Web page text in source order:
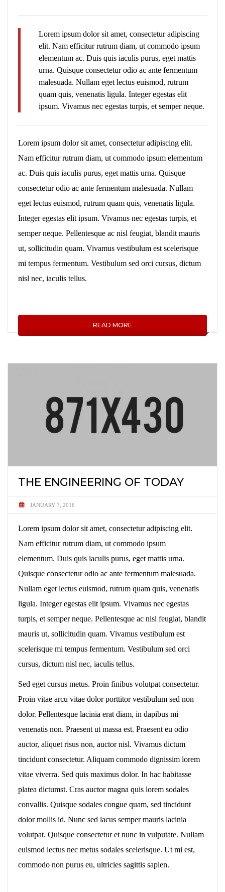
Lorem ipsum dolor sit amet, consectetur adipiscing
elit. Nam efficitur rutrum diam, ut commodo ipsum
elementum ac. Duis quis iaculis purus, eget mattis
urna. Quisque consectetur odio ac ante fermentum
malesuada. Nullam eget lectus euismod, rutrum
quam quis, venenatis ligula. Integer egestas elit
ipsum. Vivamus nec egestas turpis, et semper neque.
Lorem ipsum dolor sit amet, consectetur adipiscing elit.
Nam efficitur rutrum diam, ut commodo ipsum elementum
ac. Duis quis iaculis purus, eget mattis urna. Quisque
consectetur odio ac ante fermentum malesuada. Nullam
eget lectus euismod, rutrum quam quis, venenatis ligula.
Integer egestas elit ipsum. Vivamus nec egestas turpis, et
semper neque. Pellentesque ac nisl feugiat, blandit mauris
ut, sollicitudin quam. Vivamus vestibulum est scelerisque
mi tempus fermentum. Vestibulum sed orci cursus, dictum
nisl nec, iaculis tellus.
READ MORE
THE ENGINEERING OF TODAY
JANUARY 7, 2016
Lorem ipsum dolor sit amet, consectetur adipiscing elit.
Nam efficitur rutrum diam, ut commodo ipsum
elementum. Duis quis iaculis purus, eget mattis urna.
Quisque consectetur odio ac ante fermentum malesuada.
Nullam eget lectus euismod, rutrum quam quis, venenatis
ligula. Integer egestas elit ipsum. Vivamus nec egestas
turpis, et semper neque. Pellentesque ac nisl feugiat, blandit
mauris ut, sollicitudin quam. Vivamus vestibulum est
scelerisque mi tempus fermentum. Vestibulum sed orci
cursus, dictum nisl nec, iaculis tellus.
Sed eget cursus metus. Proin finibus volutpat consectetur.
Proin vitae arcu vitae dolor porttitor vestibulum sed non
dolor. Pellentesque lacinia erat diam, in dapibus mi
venenatis non. Praesent ut massa est. Praesent eu odio
auctor, aliquet risus non, auctor nisl. Vivamus dictum
tincidunt consectetur. Aliquam commodo dignissim lorem
vitae viverra. Sed quis maximus dolor. In hac habitasse
platea dictumst. Cras auctor magna quis lorem sodales
convallis. Quisque sodales congue quam, sed tincidunt
dolor mollis id. Nunc sed lacus semper mauris lacinia
volutpat. Quisque consectetur et nunc in vulputate. Nullam
euismod lectus nec metus sodales scelerisque. Ut mi est,
commodo non purus eu, ultricies sagittis sapien.